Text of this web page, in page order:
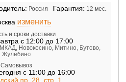
Россия Гарантия: 12 мес.
изменить
и сроки доставки
с 12:00 до 17:00
Новокосино, Митино, Бутово,
Жулебино
Самовывоз
с 11:00 до 16:00
пр. 28, стр. 1